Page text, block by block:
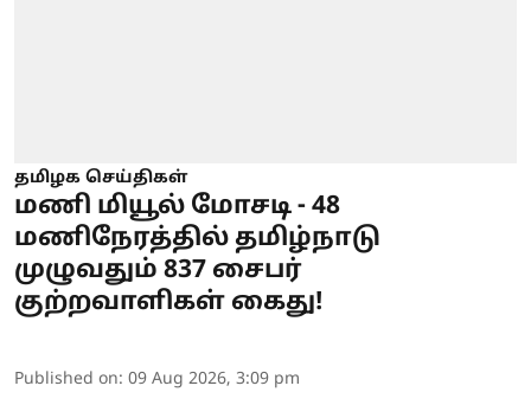
தமிழக செய்திகள்
மணி மியூல் மோசடி - 48
மணிநேரத்தில் தமிழ்நாடு
முழுவதும் 837 சைபர்
குற்றவாளிகள் கைது!
Published on: 09 Aug 2026, 3:09 pm